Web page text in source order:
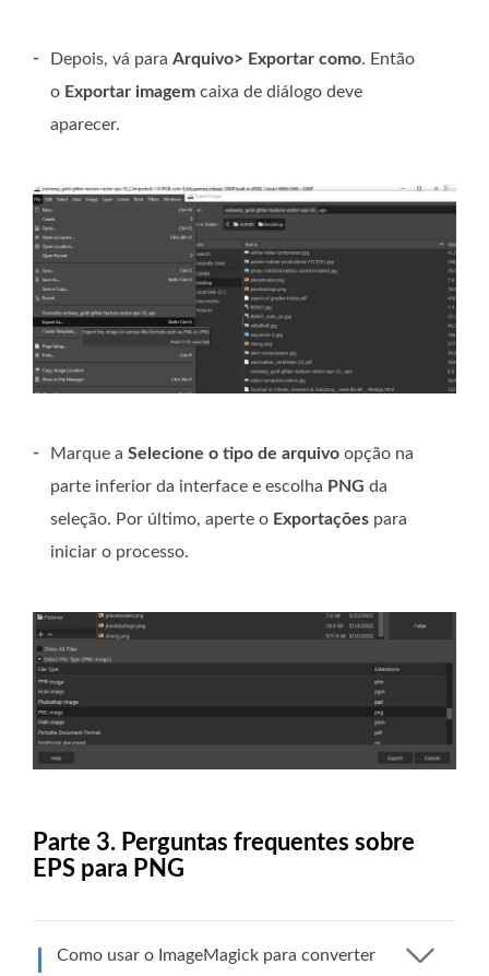
- Depois, vá para Arquivo> Exportar como. Então
o Exportar imagem caixa de diálogo deve
aparecer.
- Marque a Selecione o tipo de arquivo opção na
parte inferior da interface e escolha PNG da
seleção. Por último, aperte o Exportações para
iniciar o processo.
Parte 3. Perguntas frequentes sobre
EPS para PNG
Como usar o ImageMagick para converter